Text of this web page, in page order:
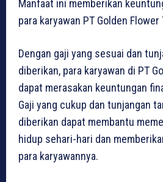
Manfaat ini memberikan
para karyawan PT Golden Flower
Dengan gaji yang sesuai dan
diberikan, para karyawan di PT
dapat merasakan keuntungan
Gaji yang cukup dan tunjangan
diberikan dapat membantu
hidup sehari-hari dan
para karyawannya.